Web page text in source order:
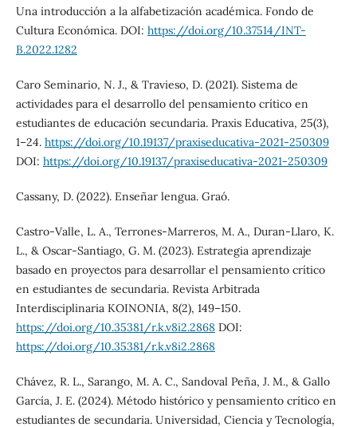
Una introducción a la alfabetización académica. Fondo de
Cultura Económica. DOI: https://doi.org/10.37514/INT-
B.2022.1282
Caro Seminario, N. J., & Travieso, D. (2021). Sistema de
actividades para el desarrollo del pensamiento crítico en
estudiantes de educación secundaria. Praxis Educativa, 25(3),
1–24. https://doi.org/10.19137/praxiseducativa-2021-250309
DOI: https://doi.org/10.19137/praxiseducativa-2021-250309
Cassany, D. (2022). Enseñar lengua. Graó.
Castro-Valle, L. A., Terrones-Marreros, M. A., Duran-Llaro, K.
L., & Oscar-Santiago, G. M. (2023). Estrategia aprendizaje
basado en proyectos para desarrollar el pensamiento crítico
en estudiantes de secundaria. Revista Arbitrada
Interdisciplinaria KOINONIA, 8(2), 149–150.
https://doi.org/10.35381/r.k.v8i2.2868DOI:
https://doi.org/10.35381/r.k.v8i2.2868
Chávez, R. L., Sarango, M. A. C., Sandoval Peña, J. M., & Gallo
García, J. E. (2024). Método histórico y pensamiento crítico en
estudiantes de secundaria. Universidad, Ciencia y Tecnología,